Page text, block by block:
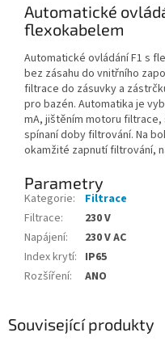
Automatické
flexokabelem
Automatické ovládání F1 s
bez zásahu do vnitřního
filtrace do zásuvky a
pro bazén. Automatika je
mA, jištěním motoru
spínaní doby filtrování. Na
okamžité zapnutí filtrování,
Parametry
Kategorie:
Filtrace
Filtrace:
230 V
Napájení:
230 V AC
Index krytí: IP65
Rozšíření: ANO
Související produkty